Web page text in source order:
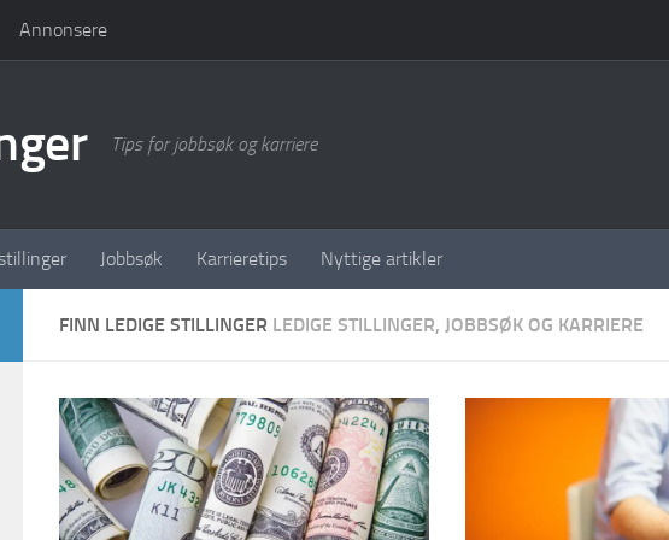
Annonsere
Tips for jobbsøk og karriere
Jobbsøk Karrieretips Nyttige artikler
FINN LEDIGE STILLINGER LEDIGE STILLINGER, JOBBSØK OG KARRIERE